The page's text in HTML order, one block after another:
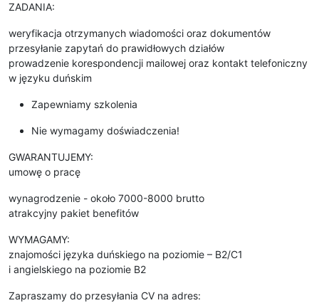
ZADANIA:
weryfikacja otrzymanych wiadomości oraz dokumentów
przesyłanie zapytań do prawidłowych działów
prowadzenie korespondencji mailowej oraz kontakt telefoniczny
w języku duńskim
Zapewniamy szkolenia
Nie wymagamy doświadczenia!
GWARANTUJEMY:
umowę o pracę
wynagrodzenie - około 7000-8000 brutto
atrakcyjny pakiet benefitów
WYMAGAMY:
znajomości języka duńskiego na poziomie – B2/C1
i angielskiego na poziomie B2
Zapraszamy do przesyłania CV na adres: